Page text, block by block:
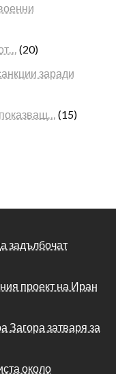
(20)
заради
(15)
задълбочат
проект на Иран
Загора затваря за
около